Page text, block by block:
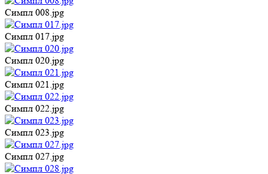
Симпл 008.jpg
Симпл 017.jpg
Симпл 020.jpg
Симпл 021.jpg
Симпл 022.jpg
Симпл 023.jpg
Симпл 027.jpg